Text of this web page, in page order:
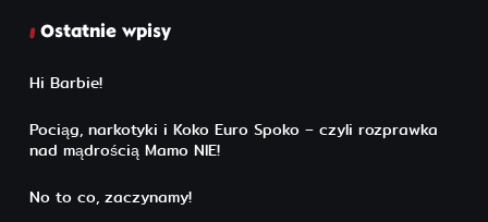
Ostatnie wpisy
Hi Barbie!
Pociąg, narkotyki i Koko Euro Spoko – czyli rozprawka
nad mądrością Mamo NIE!
No to co, zaczynamy!